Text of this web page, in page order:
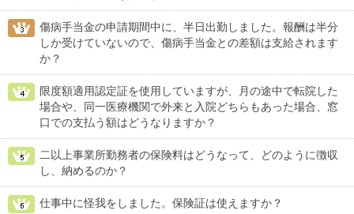
傷病手当金の申請期間中に、半日出勤しました。報酬は半分
しか受けていないので、傷病手当金との差額は支給されます
か？
限度額適用認定証を使用していますが、月の途中で転院した
場合や、同一医療機関で外来と入院どちらもあった場合、窓
口での支払う額はどうなりますか？
二以上事業所勤務者の保険料はどうなって、どのように徴収
し、納めるのか？
仕事中に怪我をしました。保険証は使えますか？